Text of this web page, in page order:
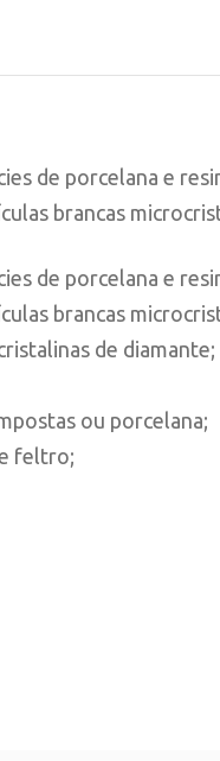
de porcelana e
brancas
de porcelana e
brancas
de diamante;
ou porcelana;
feltro;